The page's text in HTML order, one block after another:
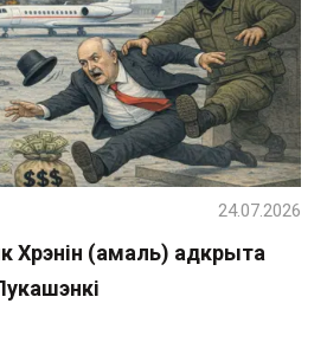
Хрэнін (амаль) адкрыта
24.07.2026